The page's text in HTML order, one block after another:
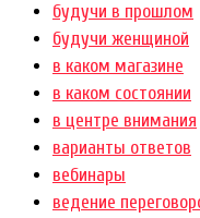
будучи в прошлом
будучи женщиной
в каком магазине
в каком состоянии
в центре внимания
варианты ответов
вебинары
ведение